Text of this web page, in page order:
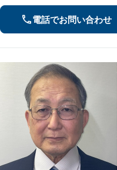
電話でお問い合わせ